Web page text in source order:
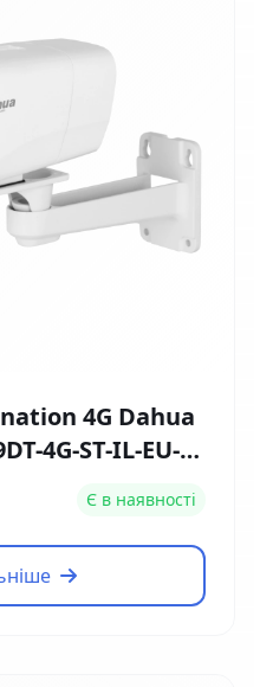
4G Dahua
4G-ST-IL-EU-B
Є в наявності